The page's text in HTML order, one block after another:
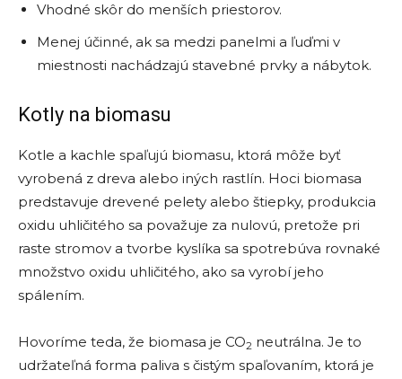
Vhodné skôr do menších priestorov.
Menej účinné, ak sa medzi panelmi a ľuďmi v
miestnosti nachádzajú stavebné prvky a nábytok.
Kotly na biomasu
Kotle a kachle spaľujú biomasu, ktorá môže byť
vyrobená z dreva alebo iných rastlín. Hoci biomasa
predstavuje drevené pelety alebo štiepky, produkcia
oxidu uhličitého sa považuje za nulovú, pretože pri
raste stromov a tvorbe kyslíka sa spotrebúva rovnaké
množstvo oxidu uhličitého, ako sa vyrobí jeho
spálením.
Hovoríme teda, že biomasa je CO2 neutrálna. Je to
udržateľná forma paliva s čistým spaľovaním, ktorá je